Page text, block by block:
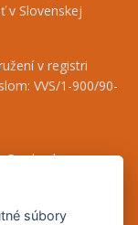
v Slovenskej
v registri
VVS/1-900/90-
Predseda
948 036 719
+421 948 838 493
súbory